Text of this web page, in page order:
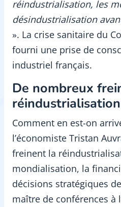
réindustrialisation, les
désindustrialisation
». La crise sanitaire du
fourni une prise de
industriel français.
De nombreux f
Comment en est-on
l’économiste Tristan
freinent la
mondialisation, la
décisions stratégiques
maître de conférences à